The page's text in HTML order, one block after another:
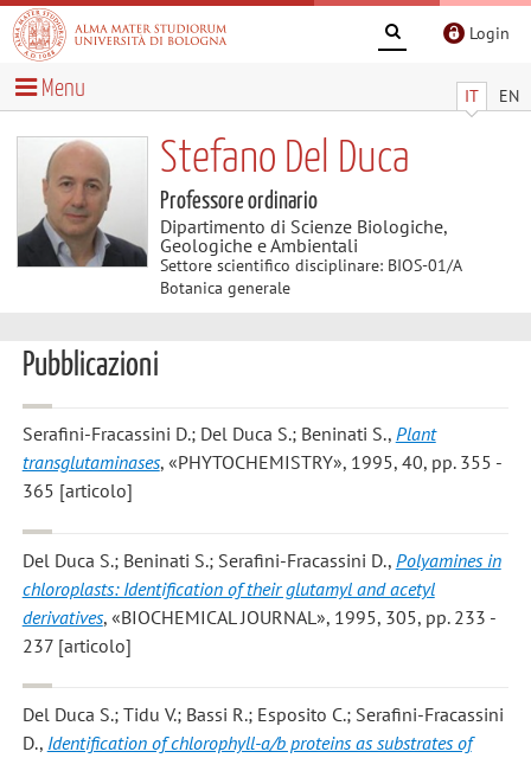
Login
IT EN
Menu
Stefano Del Duca
Professore ordinario
Dipartimento di Scienze Biologiche,
Geologiche e Ambientali
Settore scientifico disciplinare: BIOS-01/A
Botanica generale
Pubblicazioni
Serafini-Fracassini D.; Del Duca S.; Beninati S., Plant
transglutaminases, «PHYTOCHEMISTRY», 1995, 40, pp. 355 -
365 [articolo]
Del Duca S.; Beninati S.; Serafini-Fracassini D., Polyamines in
chloroplasts: Identification of their glutamyl and acetyl
derivatives, «BIOCHEMICAL JOURNAL», 1995, 305, pp. 233 -
237 [articolo]
Del Duca S.; Tidu V.; Bassi R.; Esposito C.; Serafini-Fracassini
D., Identification of chlorophyll-a/b proteins as substrates of